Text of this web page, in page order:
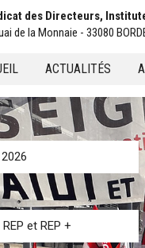
des Directeurs,
de la Monnaie - 33080
ACTUALITÉS
et REP +